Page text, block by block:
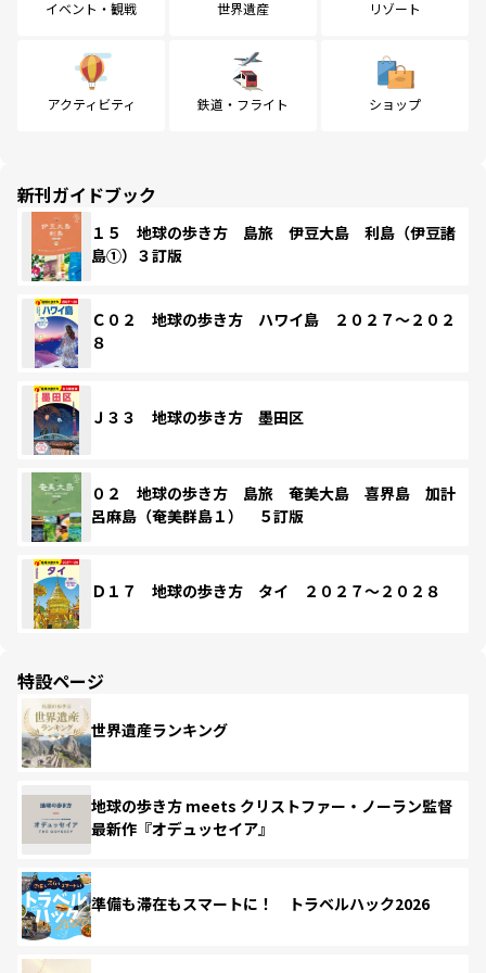
イベント・観戦 世界遺産 リゾート
アクティビティ 鉄道・フライト ショップ
新刊ガイドブック
１５ 地球の歩き方 島旅 伊豆大島 利島（伊豆諸
島①）３訂版
Ｃ０２ 地球の歩き方 ハワイ島 ２０２７～２０２
８
Ｊ３３ 地球の歩き方 墨田区
０２ 地球の歩き方 島旅 奄美大島 喜界島 加計
呂麻島（奄美群島１） ５訂版
Ｄ１７ 地球の歩き方 タイ ２０２７～２０２８
特設ページ
世界遺産ランキング
地球の歩き方 meets クリストファー・ノーラン監督
最新作『オデュッセイア』
準備も滞在もスマートに！ トラベルハック2026